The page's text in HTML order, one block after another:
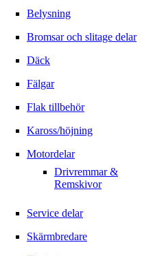
Belysning
Bromsar och slitage delar
Däck
Fälgar
Flak tillbehör
Kaross/höjning
Motordelar
Drivremmar &
Remskivor
Service delar
Skärmbredare